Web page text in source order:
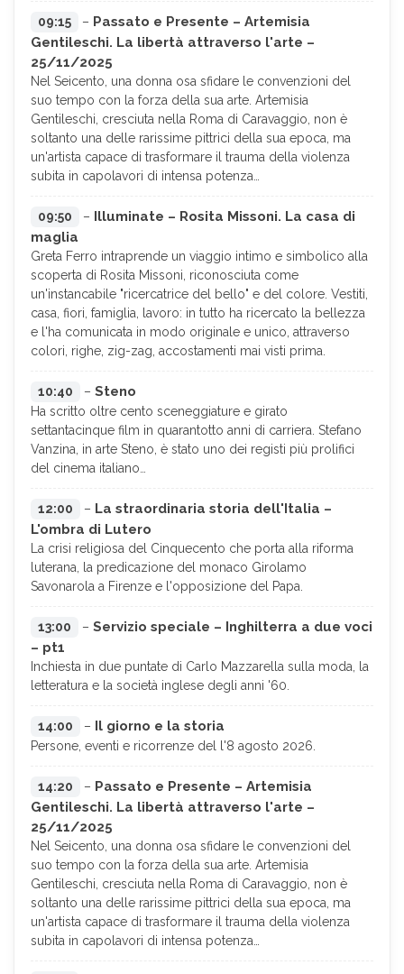
09:15 – Passato e Presente – Artemisia
Gentileschi. La libertà attraverso l'arte –
25/11/2025
Nel Seicento, una donna osa sfidare le convenzioni del
suo tempo con la forza della sua arte. Artemisia
Gentileschi, cresciuta nella Roma di Caravaggio, non è
soltanto una delle rarissime pittrici della sua epoca, ma
un'artista capace di trasformare il trauma della violenza
subita in capolavori di intensa potenza…
09:50 – Illuminate – Rosita Missoni. La casa di
maglia
Greta Ferro intraprende un viaggio intimo e simbolico alla
scoperta di Rosita Missoni, riconosciuta come
un'instancabile "ricercatrice del bello" e del colore. Vestiti,
casa, fiori, famiglia, lavoro: in tutto ha ricercato la bellezza
e l'ha comunicata in modo originale e unico, attraverso
colori, righe, zig-zag, accostamenti mai visti prima.
10:40 – Steno
Ha scritto oltre cento sceneggiature e girato
settantacinque film in quarantotto anni di carriera. Stefano
Vanzina, in arte Steno, è stato uno dei registi più prolifici
del cinema italiano…
12:00 – La straordinaria storia dell'Italia –
L'ombra di Lutero
La crisi religiosa del Cinquecento che porta alla riforma
luterana, la predicazione del monaco Girolamo
Savonarola a Firenze e l'opposizione del Papa.
13:00 – Servizio speciale – Inghilterra a due voci
– pt1
Inchiesta in due puntate di Carlo Mazzarella sulla moda, la
letteratura e la società inglese degli anni '60.
14:00 – Il giorno e la storia
Persone, eventi e ricorrenze del l'8 agosto 2026.
14:20 – Passato e Presente – Artemisia
Gentileschi. La libertà attraverso l'arte –
25/11/2025
Nel Seicento, una donna osa sfidare le convenzioni del
suo tempo con la forza della sua arte. Artemisia
Gentileschi, cresciuta nella Roma di Caravaggio, non è
soltanto una delle rarissime pittrici della sua epoca, ma
un'artista capace di trasformare il trauma della violenza
subita in capolavori di intensa potenza…